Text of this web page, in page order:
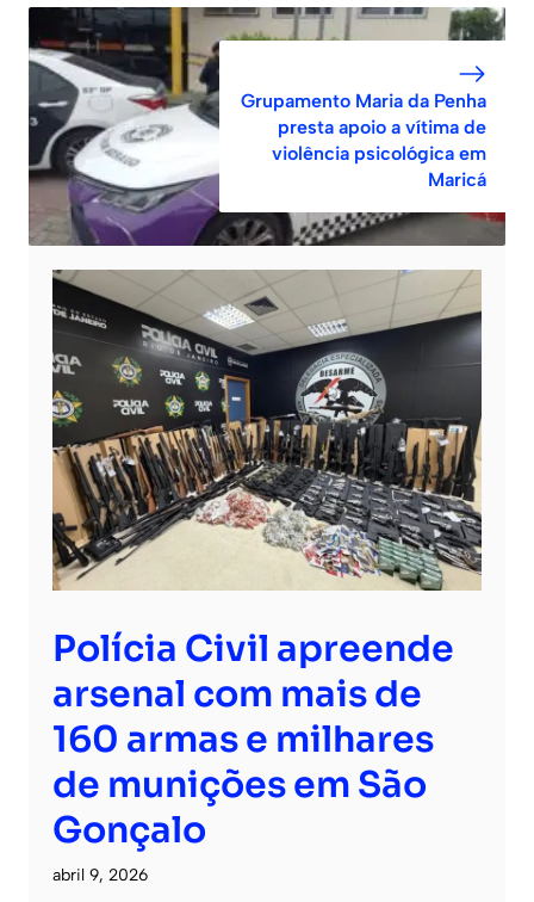
Grupamento Maria da Penha
presta apoio a vítima de
violência psicológica em
Maricá
Polícia Civil apreende
arsenal com mais de
160 armas e milhares
de munições em São
Gonçalo
abril 9, 2026